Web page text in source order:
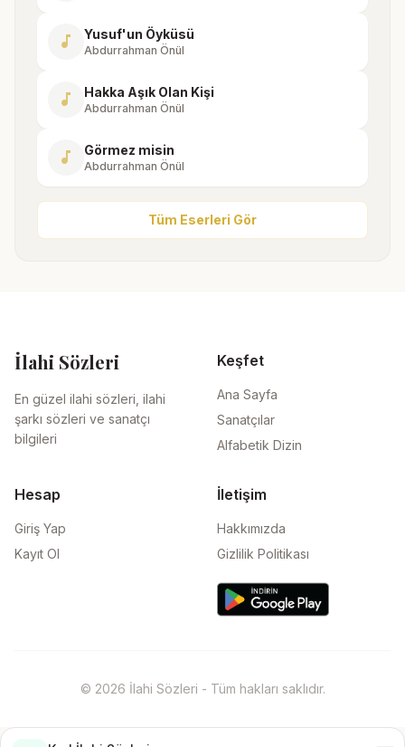
music_note Yusuf'un Öyküsü
Abdurrahman Önül
music_note Hakka Aşık Olan Kişi
Abdurrahman Önül
music_note Görmez misin
Abdurrahman Önül
Tüm Eserleri Gör
İlahi Sözleri
En güzel ilahi sözleri, ilahi
şarkı sözleri ve sanatçı
bilgileri
Keşfet
Ana Sayfa
Sanatçılar
Alfabetik Dizin
Hesap
Giriş Yap
Kayıt Ol
İletişim
Hakkımızda
Gizlilik Politikası
© 2026 İlahi Sözleri - Tüm hakları saklıdır.